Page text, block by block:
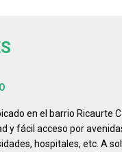
en el barrio Ricaurte
y fácil acceso por
hospitales, etc. A